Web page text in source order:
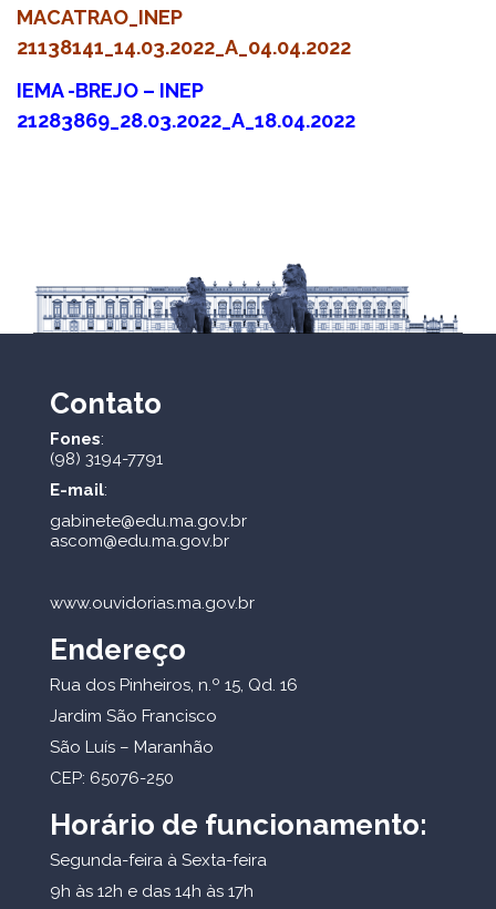
MACATRAO_INEP
21138141_14.03.2022_A_04.04.2022
IEMA -BREJO – INEP
21283869_28.03.2022_A_18.04.2022
Contato
Fones:
(98) 3194-7791
E-mail:
gabinete@edu.ma.gov.br
ascom@edu.ma.gov.br
www.ouvidorias.ma.gov.br
Endereço
Rua dos Pinheiros, n.º 15, Qd. 16
Jardim São Francisco
São Luís – Maranhão
CEP: 65076-250
Horário de funcionamento:
Segunda-feira à Sexta-feira
9h às 12h e das 14h às 17h